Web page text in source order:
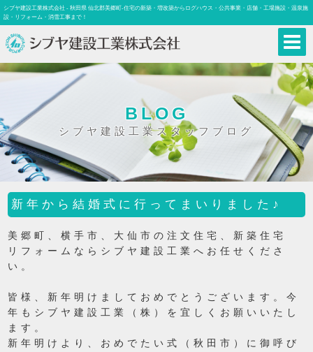
シブヤ建設工業株式会社 - 秋田県 仙北郡美郷町-住宅の新築・増改築からログハウス・公共事業・店舗・工場施設・温泉施
設・リフォーム・消雪工事まで！
BLOG
シブヤ建設工業スタッフブログ
新年から結婚式に行ってまいりました♪
美郷町、横手市、大仙市の注文住宅、新築住宅
リフォームならシブヤ建設工業へお任せくださ
い。
皆様、新年明けましておめでとうございます。今
年もシブヤ建設工業（株）を宜しくお願いいたし
ます。
新年明けより、おめでたい式（秋田市）に御呼び